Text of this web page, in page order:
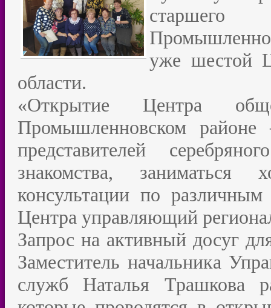
уже шестой
области.
«Открытие Центра
Промышленновском
представителей
знакомства,
консультации по
Центра управляющий
Запрос на активный досуг
Заместитель начальника
служб Наталья Трашкова